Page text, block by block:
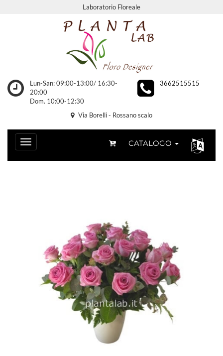
Laboratorio Floreale
Lun-San: 09:00-13:00/ 16:30-
20:00
Dom. 10:00-12:30
3662515515
Via Borelli - Rossano scalo
CATALOGO